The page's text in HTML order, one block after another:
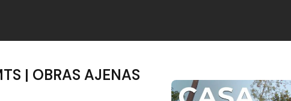
| OBRAS AJENAS